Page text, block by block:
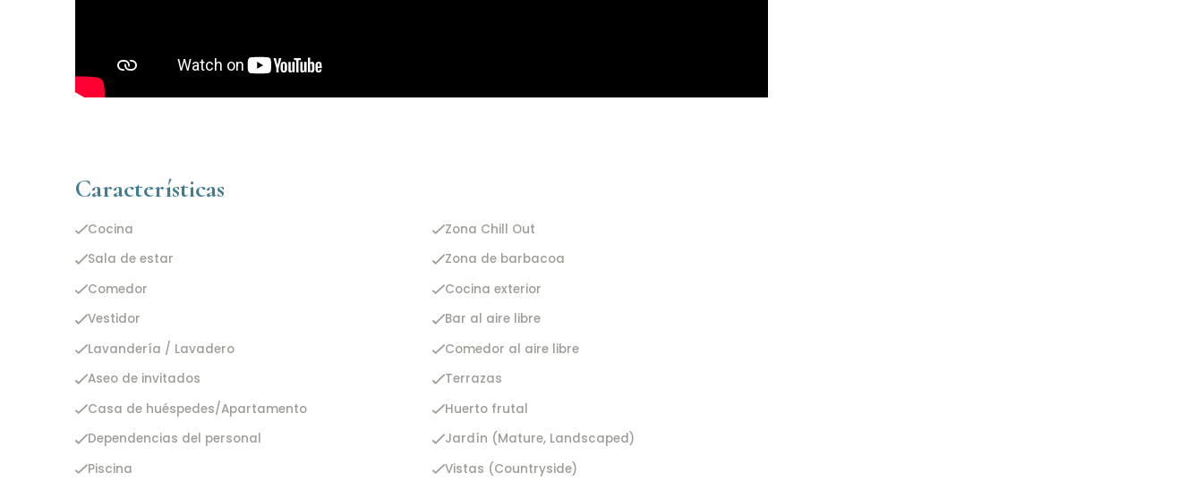
Características
Cocina
Sala de estar
Comedor
Vestidor
Lavandería / Lavadero
Aseo de invitados
Casa de huéspedes/Apartamento
Dependencias del personal
Piscina
Zona Chill Out
Zona de barbacoa
Cocina exterior
Bar al aire libre
Comedor al aire libre
Terrazas
Huerto frutal
Jardín (Mature, Landscaped)
Vistas (Countryside)